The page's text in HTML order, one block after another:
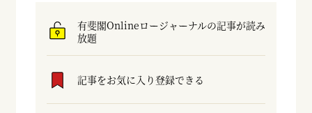
有斐閣Onlineロージャーナルの記事が読み
放題
記事をお気に入り登録できる